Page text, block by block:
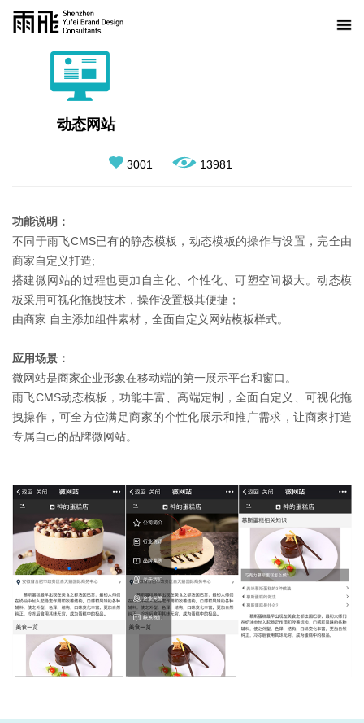
动态网站
3001 13981
功能说明：
不同于雨飞CMS已有的静态模板，动态模板的操作与设置，完全由
商家自定义打造;
搭建微网站的过程也更加自主化、个性化、可塑空间极大。动态模
板采用可视化拖拽技术，操作设置极其便捷；
由商家 自主添加组件素材，全面自定义网站模板样式。
应用场景：
微网站是商家企业形象在移动端的第一展示平台和窗口。
雨飞CMS动态模板，功能丰富、高端定制，全面自定义、可视化拖
拽操作，可全方位满足商家的个性化展示和推广需求，让商家打造
专属自己的品牌微网站。